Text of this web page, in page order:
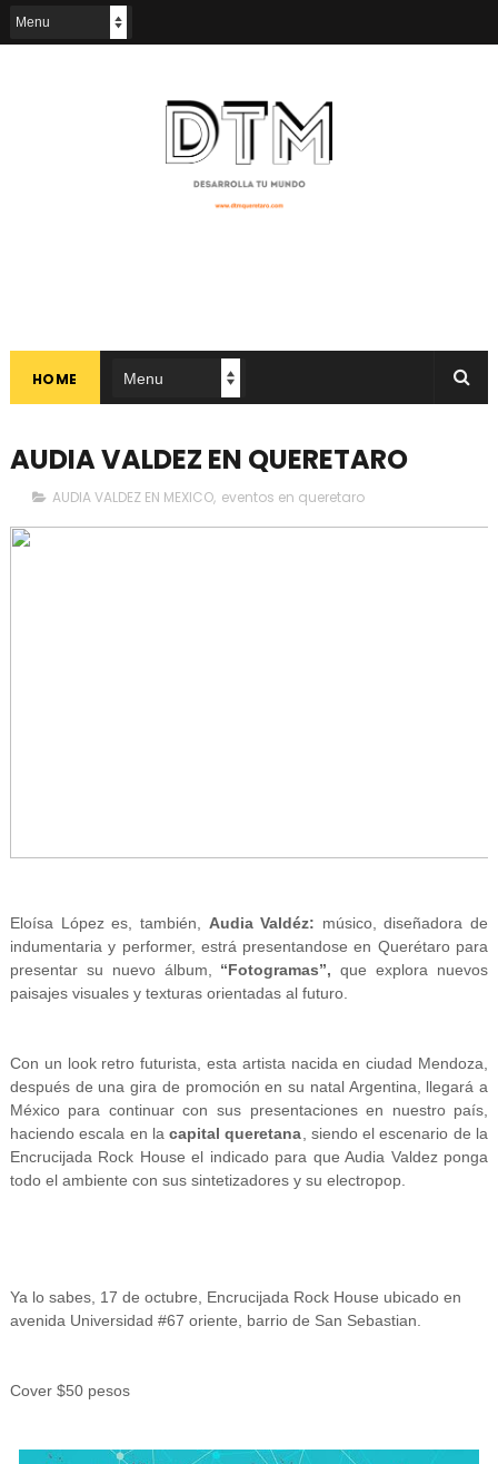
HOME
AUDIA VALDEZ EN QUERETARO
AUDIA VALDEZ EN MEXICO, eventos en queretaro
Eloísa López es, también, Audia Valdéz: músico, diseñadora de
indumentaria y performer, estrá presentandose en Querétaro para
presentar su nuevo álbum, “Fotogramas”, que explora nuevos
paisajes visuales y texturas orientadas al futuro.
Con un look retro futurista, esta artista nacida en ciudad Mendoza,
después de una gira de promoción en su natal Argentina, llegará a
México para continuar con sus presentaciones en nuestro país,
haciendo escala en lacapital queretana , siendo el escenario de la
Encrucijada Rock House el indicado para que Audia Valdez ponga
todo el ambiente con sus sintetizadores y su electropop.
Ya lo sabes, 17 de octubre, Encrucijada Rock House ubicado en
avenida Universidad #67 oriente, barrio de San Sebastian.
Cover $50 pesos